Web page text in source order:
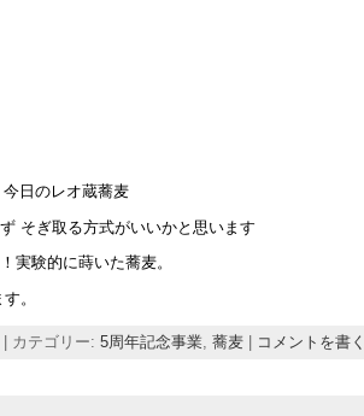
今日のレオ蔵蕎麦
そぎ取る方式がいいかと思います
実験的に蒔いた蕎麦。
。
| カテゴリー: 5周年記念事業 蕎麦 コメントを書く